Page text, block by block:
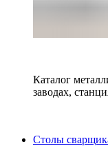
Каталог
заводах,
Столы